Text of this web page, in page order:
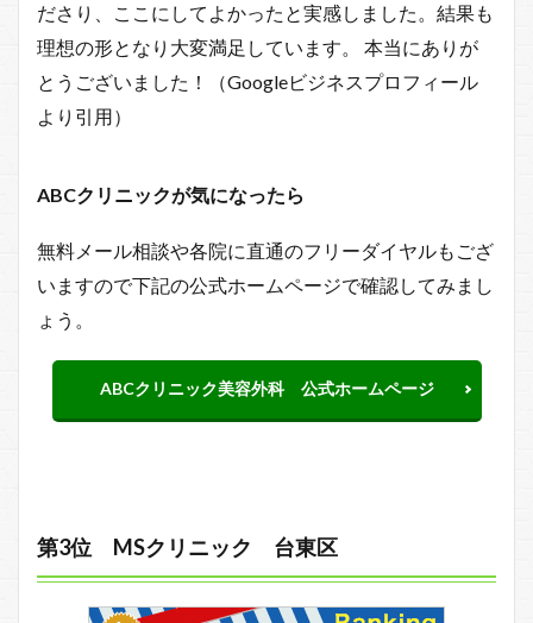
ださり、ここにしてよかったと実感しました。結果も
理想の形となり大変満足しています。 本当にありが
とうございました！（Googleビジネスプロフィール
より引用）
ABCクリニックが気になったら
無料メール相談や各院に直通のフリーダイヤルもござ
いますので下記の公式ホームページで確認してみまし
ょう。
ABCクリニック美容外科 公式ホームページ
第3位 MSクリニック 台東区